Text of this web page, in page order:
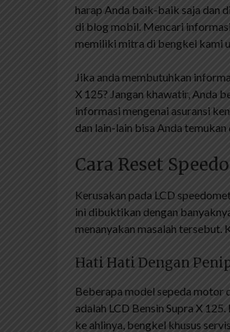
harap Anda baik-baik saja dan
di blog mobil. Mencari
memiliki mitra di bengkel kami
Jika anda membutuhkan
X 125? Jangan khawatir, Anda
informasi mengenai asuransi
dan lain-lain bisa Anda
Cara Reset
Kerusakan pada LCD
ini dibuktikan dengan
menanyakan masalah tersebut.
Hati Hati Dengan
Beberapa model sepeda motor
adalah LCD Bensin Supra X
ke ahlinya, bengkel khusus